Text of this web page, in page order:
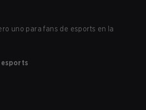
uno para fans de esports en la